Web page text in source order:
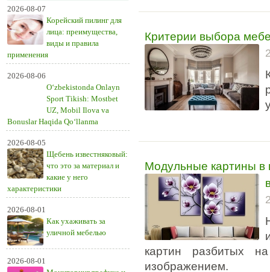
2026-08-07
Корейский пилинг для
лица: преимущества,
виды и правила
применения
2026-08-06
O‘zbekistonda Onlayn
Sport Tikish: Mostbet
UZ, Mobil Ilova va
Bonuslar Haqida Qo‘llanma
2026-08-05
Щебень известняковый:
что это за материал и
какие у него
характеристики
2026-08-01
Как ухаживать за
уличной мебелью
2026-08-01
Критерии выбора
Модульные картины в
картин разбитых
изображением.